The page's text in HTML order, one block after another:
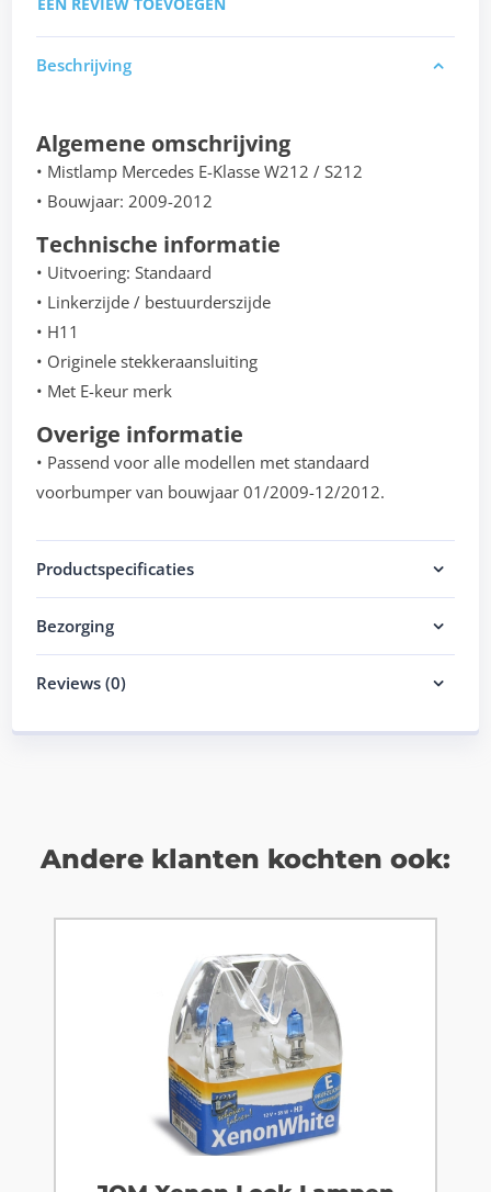
EEN REVIEW TOEVOEGEN
Beschrijving
Algemene omschrijving
• Mistlamp Mercedes E-Klasse W212 / S212
• Bouwjaar: 2009-2012
Technische informatie
• Uitvoering: Standaard
• Linkerzijde / bestuurderszijde
• H11
• Originele stekkeraansluiting
• Met E-keur merk
Overige informatie
• Passend voor alle modellen met standaard
voorbumper van bouwjaar 01/2009-12/2012.
Productspecificaties
Bezorging
Reviews (0)
Andere klanten kochten ook: